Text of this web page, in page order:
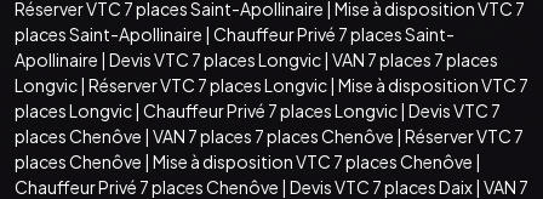
Réserver VTC 7 places Saint-Apollinaire | Mise à disposition VTC 7
places Saint-Apollinaire | Chauffeur Privé 7 places Saint-
Apollinaire | Devis VTC 7 places Longvic| VAN 7 places 7 places
Longvic| Réserver VTC 7 places Longvic| Mise à disposition VTC 7
places Longvic| Chauffeur Privé 7 places Longvic| Devis VTC 7
places Chenôve | VAN 7 places 7 places Chenôve | Réserver VTC 7
places Chenôve | Mise à disposition VTC 7 places Chenôve |
Chauffeur Privé 7 places Chenôve | Devis VTC 7 places Daix| VAN 7